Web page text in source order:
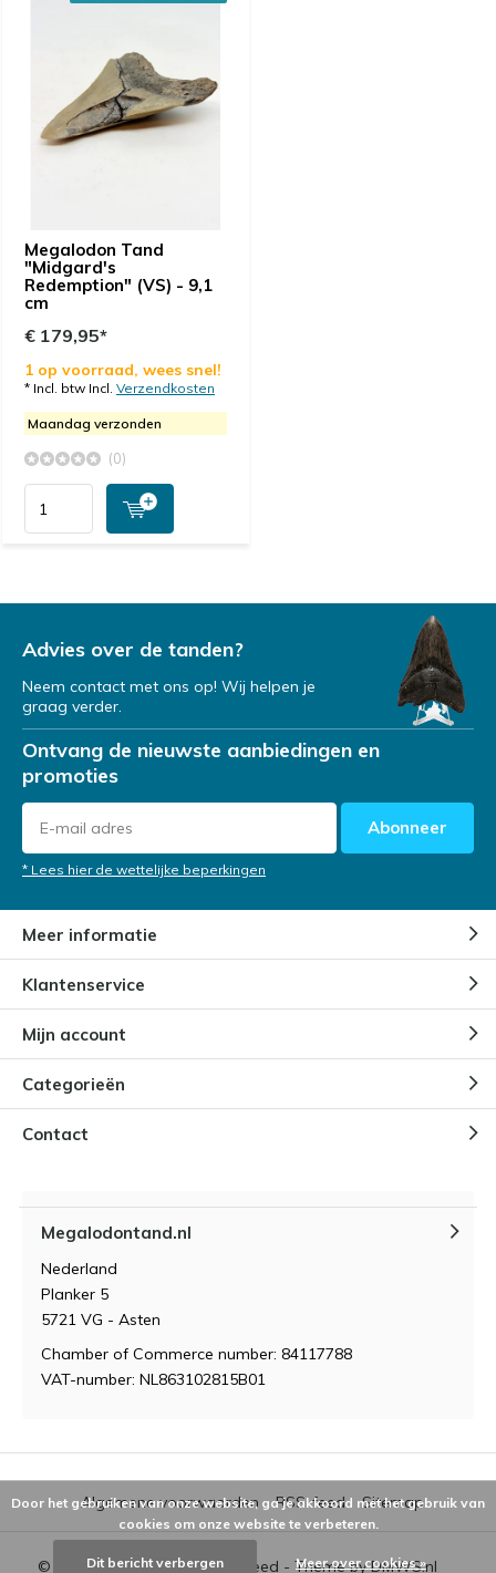
Megalodon Tand
"Midgard's
Redemption" (VS) - 9,1
cm
€ 179,95*
1 op voorraad, wees snel!
* Incl. btw Incl. Verzendkosten
Maandag verzonden
(0)
Advies over de tanden?
Neem contact met ons op! Wij helpen je
graag verder.
Ontvang de nieuwste aanbiedingen en
promoties
Abonneer
* Lees hier de wettelijke beperkingen
Meer informatie
Klantenservice
Mijn account
Categorieën
Contact
Megalodontand.nl
Nederland
Planker 5
5721 VG - Asten
Chamber of Commerce number: 84117788
VAT-number: NL863102815B01
© 2026 - Powered byLightspeed - Theme byDMWS.nl
Algemene voorwaarden RSS-feed Sitemap
Door het gebruiken van onze website, ga je akkoord met het gebruik van
cookies om onze website te verbeteren.
Dit bericht verbergen Meer over cookies »